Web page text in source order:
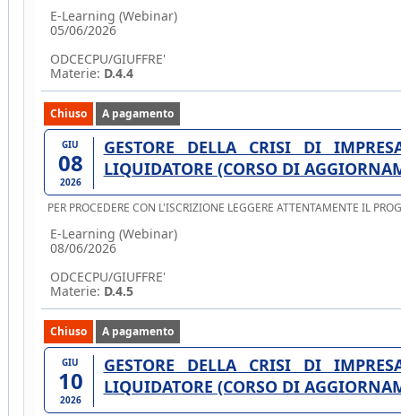
E-Learning (Webinar)
05/06/2026
ODCECPU/GIUFFRE'
Materie: D.4.4
Chiuso A pagamento
GIU
08
2026
GESTORE DELLA CRISI DI IMPRESA. CURATORE, COMMISSARIO
LIQUIDATORE (CORSO DI
PER PROCEDERE CON L'ISCRIZIONE LEGGERE ATTENTAMENTE IL
E-Learning (Webinar)
08/06/2026
ODCECPU/GIUFFRE'
Materie: D.4.5
Chiuso A pagamento
GIU
10
2026
GESTORE DELLA CRISI DI IMPRESA. CURATORE, COMMISSARIO
LIQUIDATORE (CORSO DI